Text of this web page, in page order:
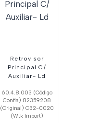
Retrovisor
Principal C/
Auxiliar- Ld
60.4.8.003 (Código
Confia) 82359208
(Original) C32-0020
(Wtk Import)